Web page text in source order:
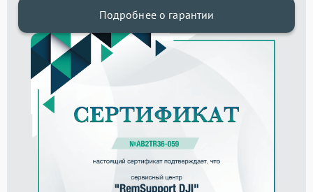
Подробнее о гарантии